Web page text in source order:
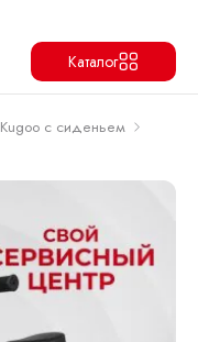
Каталог
Kugoo с сиденьем
Перейти в корзину